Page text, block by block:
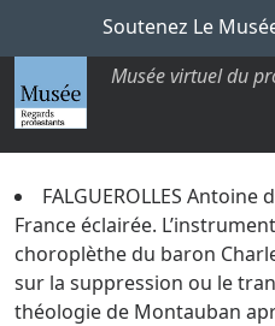
Soutenez Le
Musée virtuel du
FALGUEROLLES Antoine
France éclairée.
choroplèthe du baron
sur la suppression ou le
théologie de Montauban